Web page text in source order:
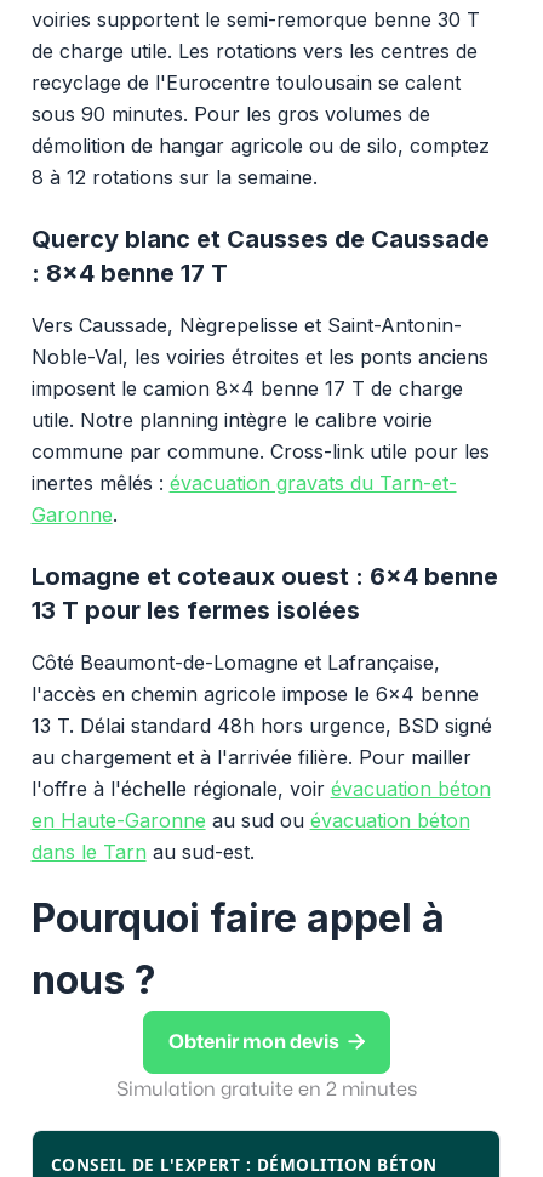
voiries supportent le semi-remorque benne 30 T
de charge utile. Les rotations vers les centres de
recyclage de l'Eurocentre toulousain se calent
sous 90 minutes. Pour les gros volumes de
démolition de hangar agricole ou de silo, comptez
8 à 12 rotations sur la semaine.
Quercy blanc et Causses de Caussade
: 8x4 benne 17 T
Vers Caussade, Nègrepelisse et Saint-Antonin-
Noble-Val, les voiries étroites et les ponts anciens
imposent le camion 8x4 benne 17 T de charge
utile. Notre planning intègre le calibre voirie
commune par commune. Cross-link utile pour les
inertes mêlés : évacuation gravats du Tarn-et-
Garonne.
Lomagne et coteaux ouest : 6x4 benne
13 T pour les fermes isolées
Côté Beaumont-de-Lomagne et Lafrançaise,
l'accès en chemin agricole impose le 6x4 benne
13 T. Délai standard 48h hors urgence, BSD signé
au chargement et à l'arrivée filière. Pour mailler
l'offre à l'échelle régionale, voir évacuation béton
en Haute-Garonne au sud ou évacuation béton
dans le Tarn au sud-est.
Pourquoi faire appel à
nous ?
Obtenir mon devis 
Simulation gratuite en 2 minutes
CONSEIL DE L'EXPERT : DÉMOLITION BÉTON